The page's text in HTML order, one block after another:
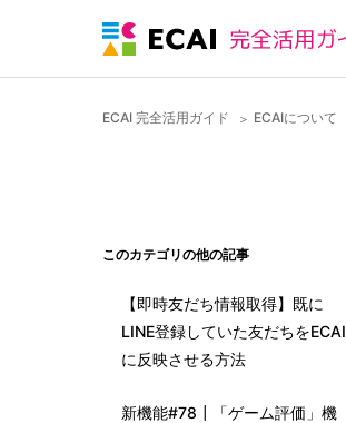
ECAI 完全活用ガイド ECAIについて
このカテゴリの他の記事
【即時友だち情報取得】既に
LINE登録していた友だちをECAI
に反映させる方法
新機能#78┃「ゲーム評価」機